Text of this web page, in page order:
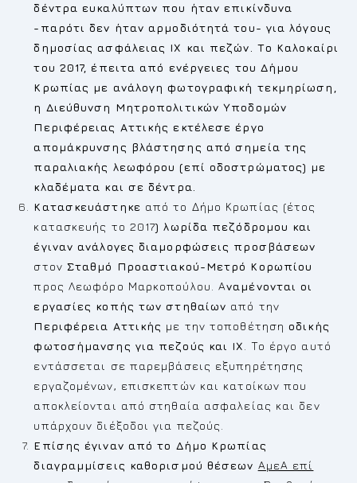
δέντρα ευκαλύπτων που ήταν επικίνδυνα
-παρότι δεν ήταν αρμοδιότητά του- για λόγους
δημοσίας ασφάλειας ΙΧ και πεζών. Το Καλοκαίρι
του 2017, έπειτα από ενέργειες του Δήμου
Κρωπίας με ανάλογη φωτογραφική τεκμηρίωση,
η Διεύθυνση Μητροπολιτικών Υποδομών
Περιφέρειας Αττικής εκτέλεσε έργο
απομάκρυνσης βλάστησης από σημεία της
παραλιακής λεωφόρου (επί οδοστρώματος) με
κλαδέματα και σε δέντρα.
Κατασκευάστηκε από το Δήμο Κρωπίας (έτος
κατασκευής το 2017) λωρίδα πεζόδρομου και
έγιναν ανάλογες διαμορφώσεις προσβάσεων
στον Σταθμό Προαστιακού-Μετρό Κορωπίου
προς Λεωφόρο Μαρκοπούλου. Αναμένονται οι
εργασίες κοπής των στηθαίων από την
Περιφέρεια Αττικής με την τοποθέτησηοδικής
φωτοσήμανσης για πεζούς και ΙΧ
. Το έργο αυτό
εντάσσεται σε παρεμβάσεις εξυπηρέτησης
εργαζομένων, επισκεπτών και κατοίκων που
αποκλείονται από στηθαία ασφαλείας και δεν
υπάρχουν διέξοδοι για πεζούς.
Επίσης έγιναν από το Δήμο Κρωπίας
διαγραμμίσεις καθορισμού θέσεων ΑμεΑ επί